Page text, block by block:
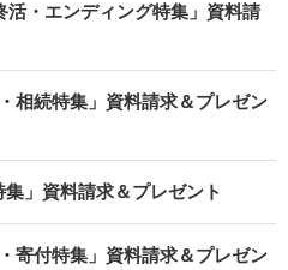
活・エンディング特集」資料請
相続特集」資料請求＆プレゼン
」資料請求＆プレゼント
寄付特集」資料請求＆プレゼン